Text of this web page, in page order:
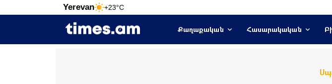
Yerevan +23°C
Քաղաքական Հասարակական